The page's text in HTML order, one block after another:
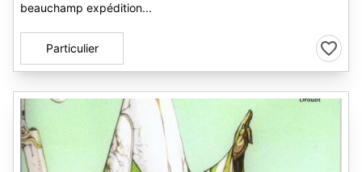
beauchamp expédition...
Particulier